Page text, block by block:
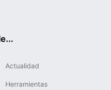
Actualidad
Herramientas